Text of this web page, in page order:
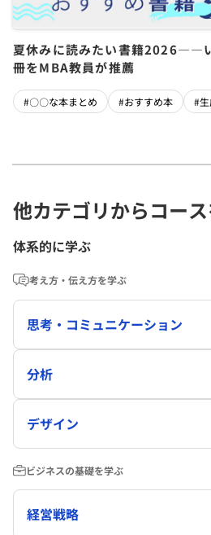
夏休みに読みたい書籍2026――
冊をMBA教員が推薦
#〇〇な本まとめ #おすすめ本 #
他カテゴリからコー
体系的に学ぶ
考え方・伝え方を学ぶ
思考・コミュニケーション
分析
デザイン
ビジネスの基礎を学ぶ
経営戦略